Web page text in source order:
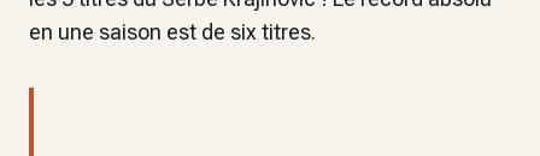
en une saison est de six titres.